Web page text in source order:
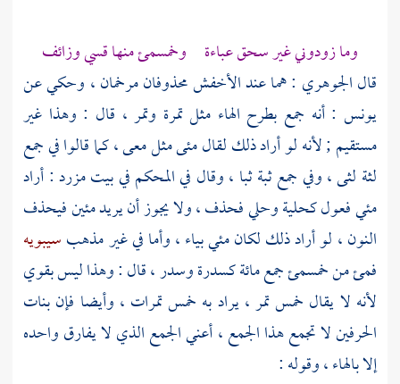
وما زودوني غير سحق عباءة وخمسمئ منها قسي وزائف
قالالجوهري : هما عندالأخفشمحذوفان مرخمان ، وحكي عن
يونس : أنه جمع بطرح الهاء مثل تمرة وتمر ، قال : وهذا غير
مستقيم ; لأنه لو أراد ذلك لقال مئى مثل معى ، كما قالوا في جمع
لثة لثى ، وفي جمع ثبة ثبا ، وقال في المحكم في بيتمزرد: أراد
مئي فعول كحلية وحلي فحذف ، ولا يجوز أن يريد مئين فيحذف
النون ، لو أراد ذلك لكان مئي بياء ، وأما في غير مذهبسيبويه
فمئ من خمسمئ جمع مائة كسدرة وسدر ، قال : وهذا ليس بقوي
لأنه لا يقال خمس تمر ، يراد به خمس تمرات ، وأيضا فإن بنات
الحرفين لا تجمع هذا الجمع ، أعني الجمع الذي لا يفارق واحده
إلا بالهاء ، وقوله :